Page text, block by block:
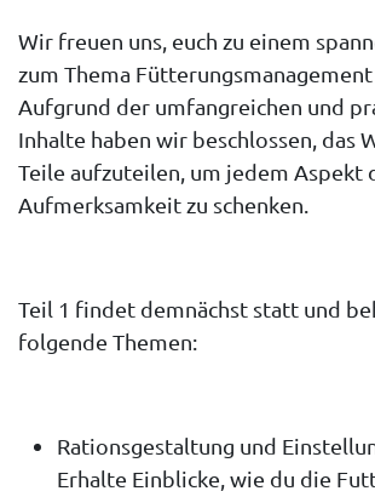
Wir freuen uns, euch zu einem
zum Thema Fütterungsmanagement
Aufgrund der umfangreichen und
Inhalte haben wir beschlossen, das
Teile aufzuteilen, um jedem Aspekt
Aufmerksamkeit zu schenken.
Teil 1 findet demnächst statt und
folgende Themen:
Rationsgestaltung und
Erhalte Einblicke, wie du die